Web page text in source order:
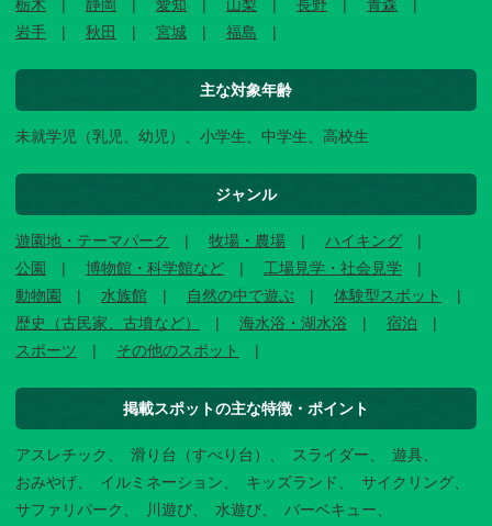
栃木
静岡 愛知 山梨 長野
青森
岩手
秋田 宮城 福島
主な対象年齢
未就学児（乳児、幼児）、小学生、中学生、高校生
ジャンル
遊園地・テーマパーク 牧場・農場
ハイキング
公園
博物館・科学館など
工場見学・社会見学
動物園
水族館 自然の中で遊ぶ
体験型スポット
歴史（古民家、古墳など）
海水浴・湖水浴
宿泊
スポーツ
その他のスポット
掲載スポットの主な特徴・ポイント
アスレチック 滑り台（すべり台） スライダー
遊具
おみやげ
イルミネーション キッズランド
サイクリング
サファリパーク
川遊び 水遊び バーベキュー